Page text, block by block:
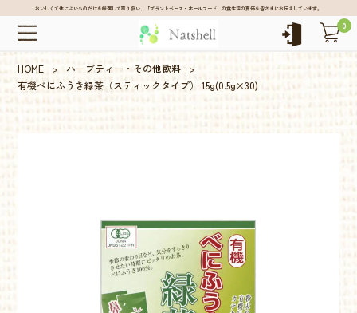
おいしくて体によいものだけを厳選して取り扱い、「プラントベース・ホールフード」の食生活の真価を皆さまにお伝えしています。
0
HOME > ハーブティー・その他飲料
>
有機べにふうき緑茶（スティックタイプ） 15g(0.5g×30)